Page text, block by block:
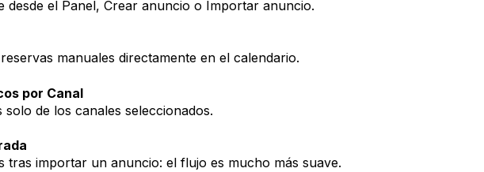
desde el Panel, Crear anuncio o Importar anuncio.
manuales directamente en el calendario.
por Canal
de los canales seleccionados.
tras importar un anuncio: el flujo es mucho más suave.